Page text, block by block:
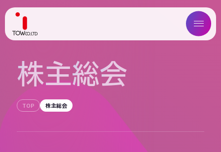
ABOUT US
SERVICE
MAGAZINE
株主総会
TOP 株主総会